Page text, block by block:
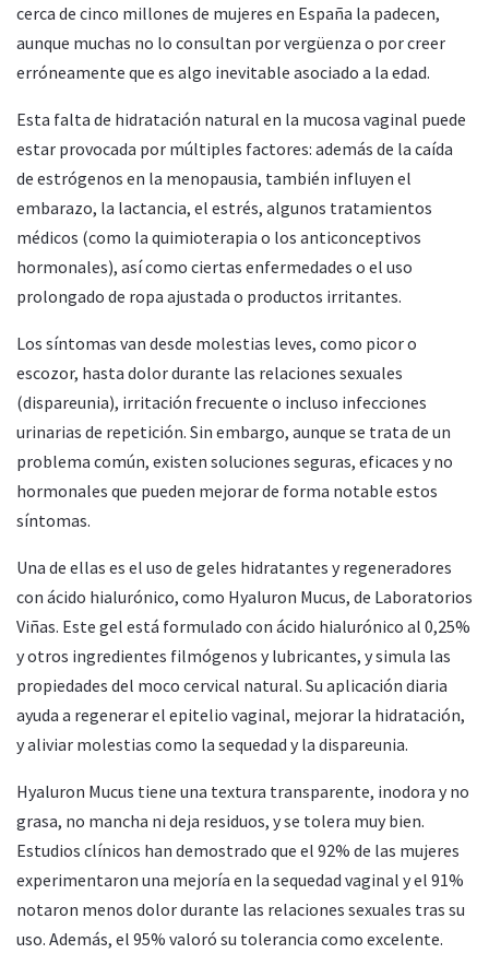
cerca de cinco millones de mujeres en España la padecen,
aunque muchas no lo consultan por vergüenza o por creer
erróneamente que es algo inevitable asociado a la edad.
Esta falta de hidratación natural en la mucosa vaginal puede
estar provocada por múltiples factores: además de la caída
de estrógenos en la menopausia, también influyen el
embarazo, la lactancia, el estrés, algunos tratamientos
médicos (como la quimioterapia o los anticonceptivos
hormonales), así como ciertas enfermedades o el uso
prolongado de ropa ajustada o productos irritantes.
Los síntomas van desde molestias leves, como picor o
escozor, hasta dolor durante las relaciones sexuales
(dispareunia), irritación frecuente o incluso infecciones
urinarias de repetición. Sin embargo, aunque se trata de un
problema común, existen soluciones seguras, eficaces y no
hormonales que pueden mejorar de forma notable estos
síntomas.
Una de ellas es el uso de geles hidratantes y regeneradores
con ácido hialurónico, como Hyaluron Mucus, de Laboratorios
Viñas. Este gel está formulado con ácido hialurónico al 0,25%
y otros ingredientes filmógenos y lubricantes, y simula las
propiedades del moco cervical natural. Su aplicación diaria
ayuda a regenerar el epitelio vaginal, mejorar la hidratación,
y aliviar molestias como la sequedad y la dispareunia.
Hyaluron Mucus tiene una textura transparente, inodora y no
grasa, no mancha ni deja residuos, y se tolera muy bien.
Estudios clínicos han demostrado que el 92% de las mujeres
experimentaron una mejoría en la sequedad vaginal y el 91%
notaron menos dolor durante las relaciones sexuales tras su
uso. Además, el 95% valoró su tolerancia como excelente.